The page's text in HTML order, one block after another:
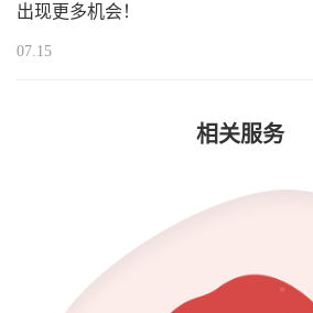
出现更多机会！
07.15
相关服务